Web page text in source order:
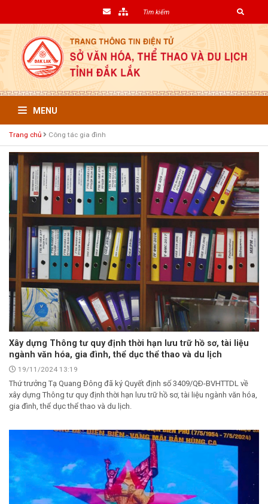
MENU
Trang chủ Công tác gia đình
Xây dựng Thông tư quy định thời hạn lưu trữ hồ sơ, tài liệu
ngành văn hóa, gia đình, thể dục thể thao và du lịch
19/11/2024 13:19
Thứ trưởng Tạ Quang Đông đã ký Quyết định số 3409/QÐ-BVHTTDL về
xây dựng Thông tư quy định thời hạn lưu trữ hồ sơ, tài liệu ngành văn hóa,
gia đình, thể dục thể thao và du lịch.